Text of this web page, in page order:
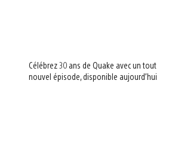
Célébrez 30 ans de Quake avec un tout
nouvel épisode, disponible aujourd’hui